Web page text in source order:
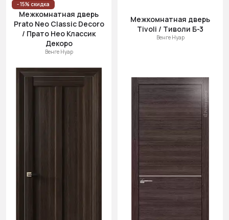
- 15% скидка
Межкомнатная дверь
Prato Neo Classic Decoro
/ Прато Нео Классик
Декоро
Венге Нуар
Межкомнатная дверь
Tivoli / Тиволи Б-3
Венге Нуар